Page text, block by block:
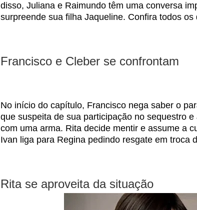
disso, Juliana e Raimundo têm uma conversa
surpreende sua filha Jaqueline. Confira todos os
Francisco e Cleber se confrontam
No início do capítulo, Francisco nega saber o
que suspeita de sua participação no sequestro
com uma arma. Rita decide mentir e assume a
Ivan liga para Regina pedindo resgate em troca
Rita se aproveita da situação